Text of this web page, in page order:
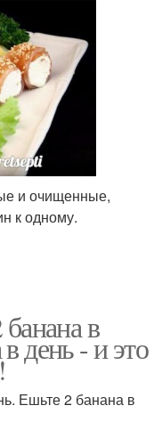
и очищенные,
к одному.
в
день - и это
Ешьте 2 банана в